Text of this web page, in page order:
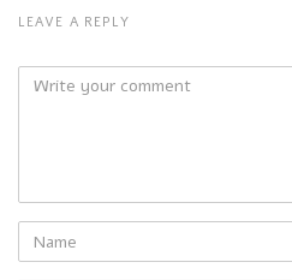
LEAVE A REPLY